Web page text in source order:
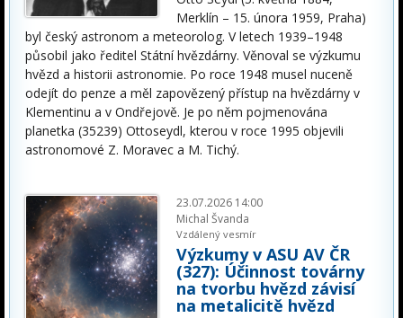
Merklín – 15. února 1959, Praha)
byl český astronom a meteorolog. V letech 1939–1948
působil jako ředitel Státní hvězdárny. Věnoval se výzkumu
hvězd a historii astronomie. Po roce 1948 musel nuceně
odejít do penze a měl zapovězený přístup na hvězdárny v
Klementinu a v Ondřejově. Je po něm pojmenována
planetka (35239) Ottoseydl, kterou v roce 1995 objevili
astronomové Z. Moravec a M. Tichý.
23.07.2026 14:00
Michal Švanda
Vzdálený vesmír
Výzkumy v ASU AV ČR
(327): Účinnost továrny
na tvorbu hvězd závisí
na metalicitě hvězd